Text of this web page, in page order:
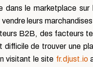
le marketplace
leurs
B2B, des facteurs
de trouver une
visitant le site fr.djust.io